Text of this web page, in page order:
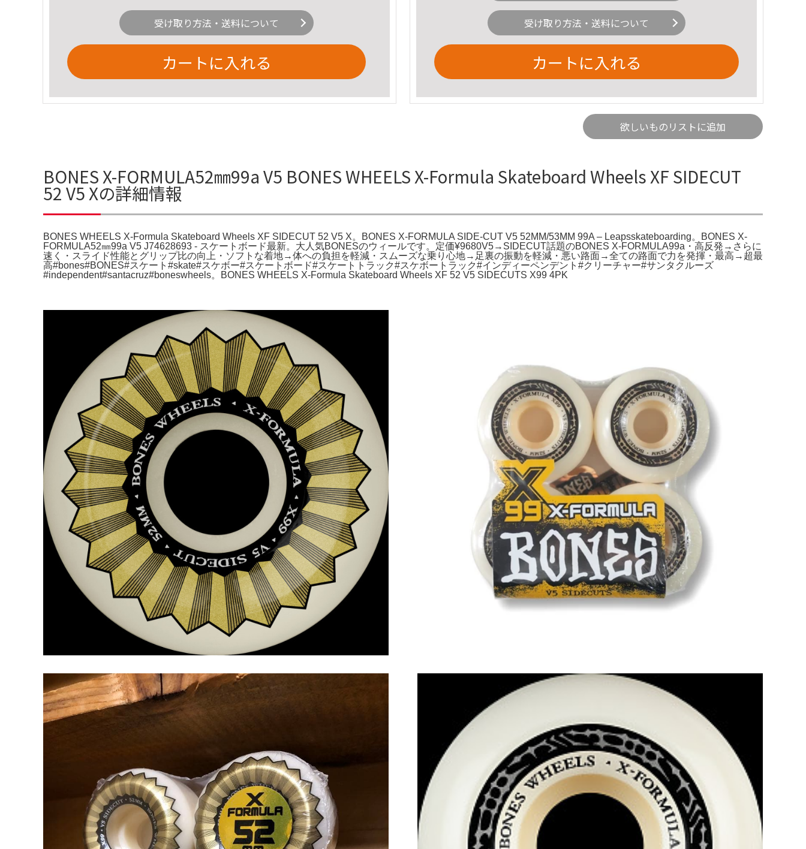
受け取り方法・送料について
カートに入れる
受け取り方法・送料について
カートに入れる
欲しいものリストに追加
BONES X-FORMULA52㎜99a V5 BONES WHEELS X-Formula Skateboard Wheels XF SIDECUT
52 V5 Xの詳細情報
BONES WHEELS X-Formula Skateboard Wheels XF SIDECUT 52 V5 X。BONES X-FORMULA SIDE-CUT V5 52MM/53MM 99A – Leapsskateboarding。BONES X-
FORMULA52㎜99a V5 J74628693 - スケートボード最新。大人気BONESのウィールです。定価¥9680V5→SIDECUT話題のBONES X-FORMULA99a・高反発→さらに
速く・スライド性能とグリップ比の向上・ソフトな着地→体への負担を軽減・スムーズな乗り心地→足裏の振動を軽減・悪い路面→全ての路面で力を発揮・最高→超最
高#bones#BONES#スケート#skate#スケボー#スケートボード#スケートトラック#スケボートラック#インディーペンデント#クリーチャー#サンタクルーズ
#independent#santacruz#boneswheels。BONES WHEELS X-Formula Skateboard Wheels XF 52 V5 SIDECUTS X99 4PK